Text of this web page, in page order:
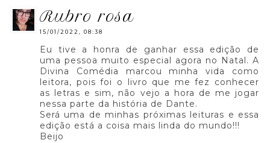
rubro rosa
15/01/2022, 08:38
Eu tive a honra de ganhar essa edição de
uma pessoa muito especial agora no Natal. A
Divina Comédia marcou minha vida como
leitora, pois foi o livro que me fez conhecer
as letras e sim, não vejo a hora de me jogar
nessa parte da história de Dante.
Será uma de minhas próximas leituras e essa
edição está a coisa mais linda do mundo!!!
Beijo